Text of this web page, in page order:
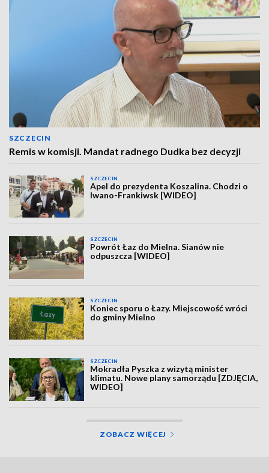
SZCZECIN
Remis w komisji. Mandat radnego Dudka bez decyzji
SZCZECIN
Apel do prezydenta Koszalina. Chodzi o
Iwano-Frankiwsk [WIDEO]
SZCZECIN
Powrót Łaz do Mielna. Sianów nie
odpuszcza [WIDEO]
SZCZECIN
Koniec sporu o Łazy. Miejscowość wróci
do gminy Mielno
SZCZECIN
Mokradła Pyszka z wizytą minister
klimatu. Nowe plany samorządu [ZDJĘCIA,
WIDEO]
ZOBACZ WIĘCEJ